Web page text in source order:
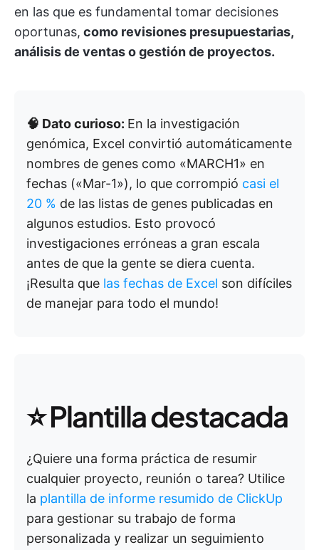
en las que es fundamental tomar decisiones
oportunas, como revisiones presupuestarias,
análisis de ventas o gestión de proyectos.
🧠 Dato curioso: En la investigación
genómica, Excel convirtió automáticamente
nombres de genes como «MARCH1» en
fechas («Mar-1»), lo que corrompió casi el
20 % de las listas de genes publicadas en
algunos estudios. Esto provocó
investigaciones erróneas a gran escala
antes de que la gente se diera cuenta.
¡Resulta que las fechas de Excel son difíciles
de manejar para todo el mundo!
⭐ Plantilla destacada
¿Quiere una forma práctica de resumir
cualquier proyecto, reunión o tarea? Utilice
la plantilla de informe resumido de ClickUp
para gestionar su trabajo de forma
personalizada y realizar un seguimiento